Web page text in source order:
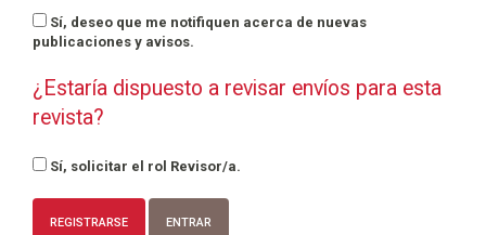
publicaciones y avisos.
¿Estaría dispuesto a revisar envíos para esta
revista?
Sí, solicitar el rol Revisor/a.
REGISTRARSE ENTRAR